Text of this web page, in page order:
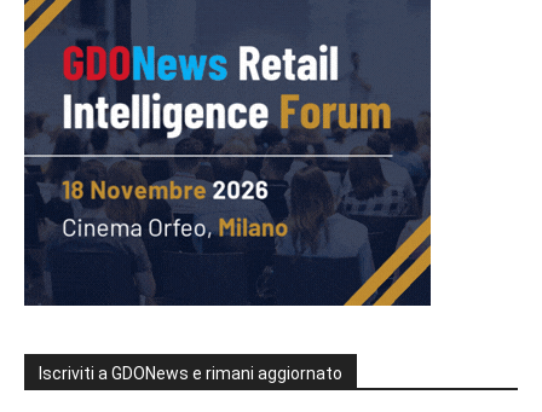
Iscriviti a GDONews e rimani aggiornato